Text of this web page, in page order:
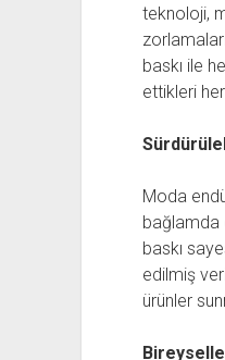
teknoloji,
baskı ile
ettikleri
Moda
bağlamda
baskı
edilmiş
ürünler